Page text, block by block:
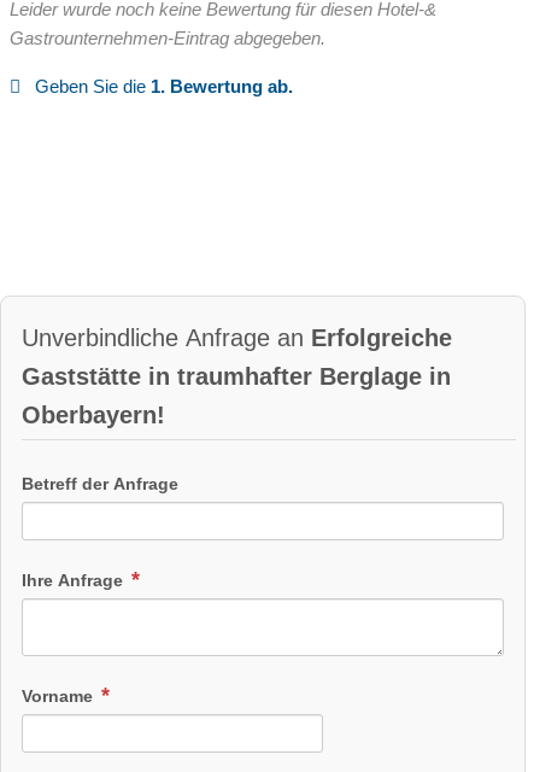
Leider wurde noch keine Bewertung für diesen Hotel-&
Gastrounternehmen-Eintrag abgegeben.
Geben Sie die 1. Bewertung ab.
Unverbindliche Anfrage an Erfolgreiche
Gaststätte in traumhafter Berglage in
Oberbayern!
Betreff der Anfrage
Ihre Anfrage
Vorname